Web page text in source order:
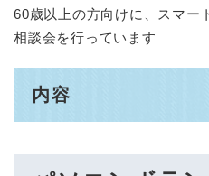
60歳以上の方向けに、スマー
相談会を行っています
内容